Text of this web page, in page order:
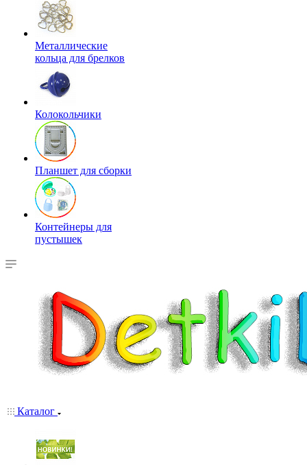
Металлические
кольца для брелков
Колокольчики
Планшет для сборки
Контейнеры для
пустышек
Каталог